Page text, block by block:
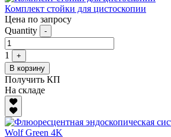
Комплект стойки для цистоскопии
Цена по запросу
Quantity
-
1
+
В корзину
Получить КП
На складе